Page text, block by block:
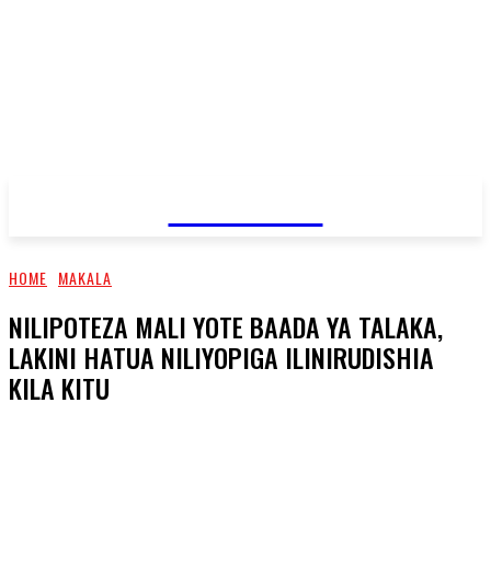
HOME MAKALA
NILIPOTEZA MALI YOTE BAADA YA TALAKA,
LAKINI HATUA NILIYOPIGA ILINIRUDISHIA
KILA KITU